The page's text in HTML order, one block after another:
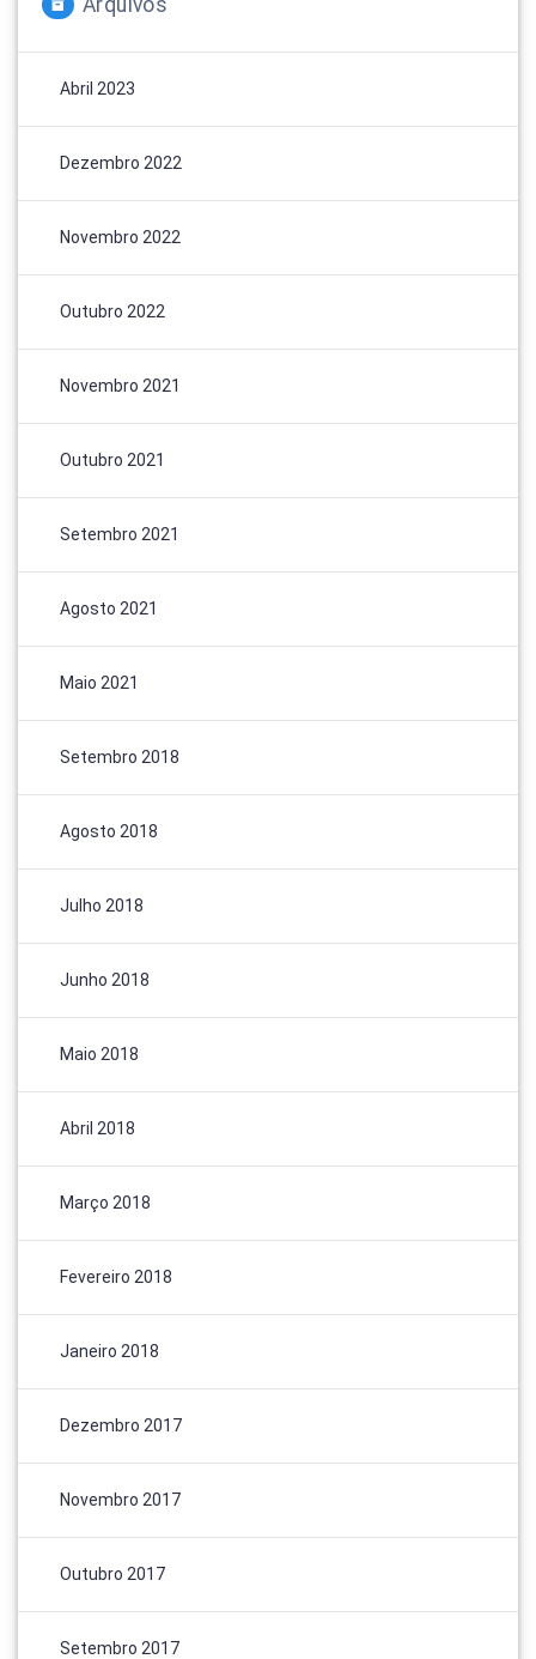
Abril 2023
Dezembro 2022
Novembro 2022
Outubro 2022
Novembro 2021
Outubro 2021
Setembro 2021
Agosto 2021
Maio 2021
Setembro 2018
Agosto 2018
Julho 2018
Junho 2018
Maio 2018
Abril 2018
Março 2018
Fevereiro 2018
Janeiro 2018
Dezembro 2017
Novembro 2017
Outubro 2017
Setembro 2017